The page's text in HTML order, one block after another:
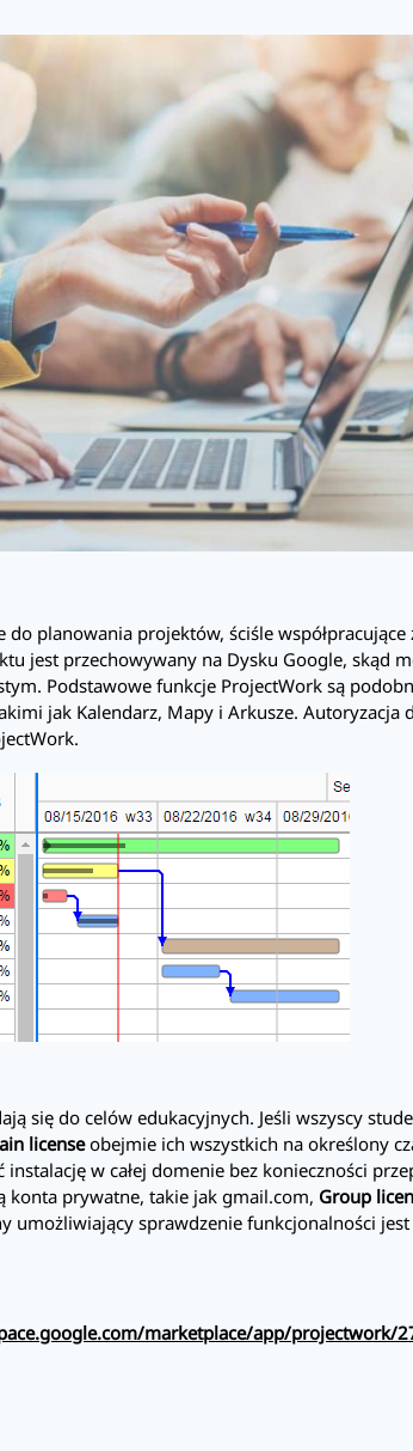
planowania projektów, ściśle współpracujące
jest przechowywany na Dysku Google, skąd
Podstawowe funkcje ProjectWork są
jak Kalendarz, Mapy i Arkusze. Autoryzacja
się do celów edukacyjnych. Jeśli wszyscy
licenseobejmie ich wszystkich na określony
w całej domenie bez konieczności
konta prywatne, takie jak gmail.com, Group
umożliwiający sprawdzenie funkcjonalności
marketplace/app/projectwork/